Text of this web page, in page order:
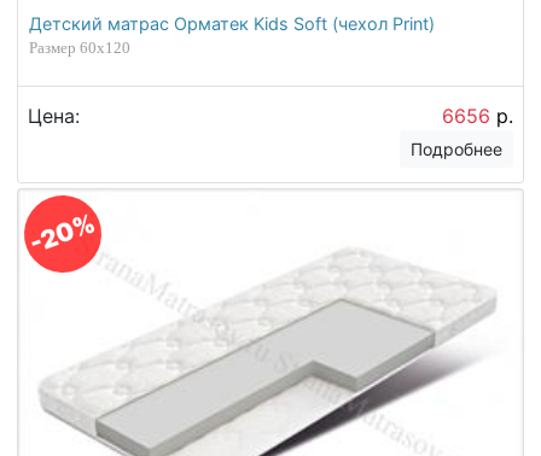
Детский матрас Орматек Kids Soft (чехол Print)
Размер 60х120
Цена: 6656 р.
Подробнее
-20%